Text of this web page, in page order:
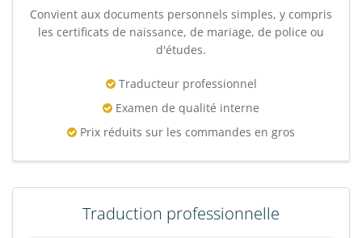
Convient aux documents personnels simples, y compris
les certificats de naissance, de mariage, de police ou
d'études.
Traducteur professionnel
Examen de qualité interne
Prix réduits sur les commandes en gros
Traduction professionnelle